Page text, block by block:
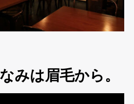
みは眉毛から。